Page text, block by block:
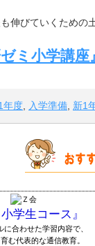
伸びていくための
ゼミ小学講座
年度 入学準備 新1
小学生コース』
に合わせた学習内容で、
む代表的な通信教育。